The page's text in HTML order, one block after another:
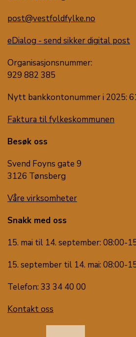
post@vestfoldfylke.no
eDialog - send sikker digital post
Organisasjonsnummer:
929 882 385
Nytt bankkontonummer i 2025:
Faktura til fylkeskommunen
Besøk oss
Svend Foyns gate 9
3126 Tønsberg
Våre virksomheter
Snakk med oss
15. mai til 14. september: 08:00-
15. september til 14. mai: 08:00-
Telefon: 33 34 40 00
Kontakt oss